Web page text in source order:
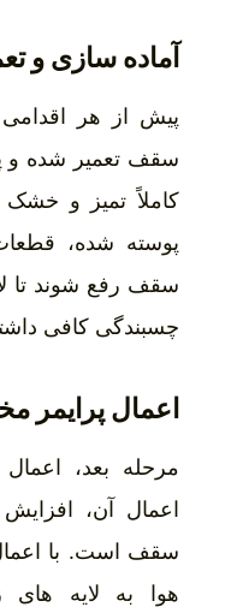
آماده سازی و
پیش از هر
سقف تعمیر شده و
کاملاً تمیز و
پوسته شده،
سقف رفع شوند تا
چسبندگی کافی
اعمال
مرحله بعد،
اعمال آن،
سقف است. با
هوا به لایه